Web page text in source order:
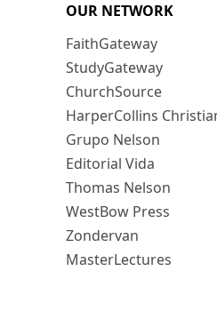
OUR NETWORK
FaithGateway
StudyGateway
ChurchSource
HarperCollins
Grupo Nelson
Editorial Vida
Thomas Nelson
WestBow Press
Zondervan
MasterLectures